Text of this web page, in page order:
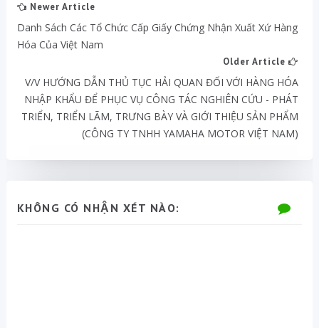
Newer Article
Danh Sách Các Tổ Chức Cấp Giấy Chứng Nhận Xuất Xứ Hàng
Hóa Của Việt Nam
Older Article
V/V HƯỚNG DẪN THỦ TỤC HẢI QUAN ĐỐI VỚI HÀNG HÓA
NHẬP KHẨU ĐỂ PHỤC VỤ CÔNG TÁC NGHIÊN CỨU - PHÁT
TRIỂN, TRIỂN LÃM, TRƯNG BÀY VÀ GIỚI THIỆU SẢN PHẨM
(CÔNG TY TNHH YAMAHA MOTOR VIỆT NAM)
KHÔNG CÓ NHẬN XÉT NÀO: